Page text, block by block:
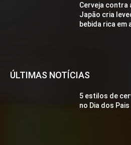
Cerveja contra
Japão cria
bebida rica em
ÚLTIMAS NOTÍCIAS
5 estilos de
no Dia dos Pais